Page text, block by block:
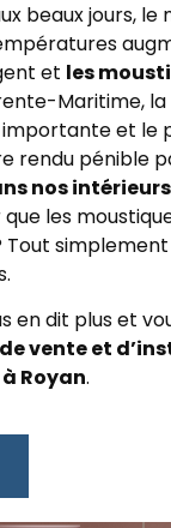
beaux jours,
et les
Maritime,
et le
rendu pénible
nos intérieurs
les
Tout
en dit plus et
de vente et
Royan.